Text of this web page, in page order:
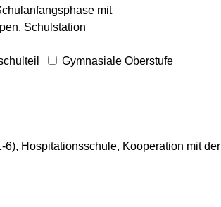
mit
Schulstation
Gymnasiale Oberstufe
Hospitationsschule, Kooperation mit der